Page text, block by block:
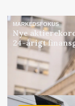
MARKEDSFOKUS
Nye
24-årigt